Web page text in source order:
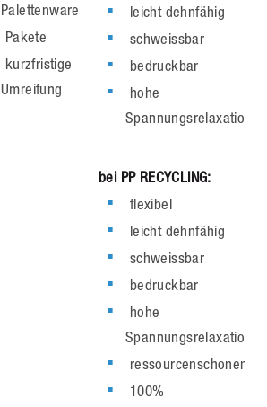
Palettenware
Pakete
kurzfristige
Umreifung
leicht dehnfähig
schweissbar
bedruckbar
hohe
Spannungsrelaxation
bei PP RECYCLING:
flexibel
leicht dehnfähig
schweissbar
bedruckbar
hohe
Spannungsrelaxation*
ressourcenschonend
100%